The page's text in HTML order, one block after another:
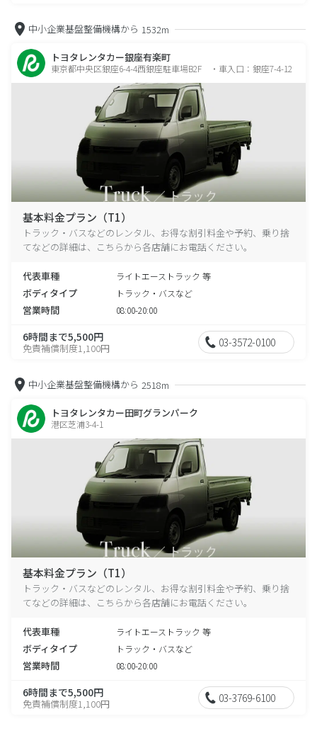
中小企業基盤整備機構から 1532m
トヨタレンタカー銀座有楽町
東京都中央区銀座6-4-4西銀座駐車場B2F ・車入口：銀座7-4-12
基本料金プラン（T1）
トラック・バスなどのレンタル、お得な割引料金や予約、乗り捨
てなどの詳細は、こちらから各店舗にお電話ください。
代表車種 ライトエーストラック 等
ボディタイプ トラック・バスなど
営業時間 08:00-20:00
6時間まで5,500円
免責補償制度1,100円 03-3572-0100
中小企業基盤整備機構から 2518m
トヨタレンタカー田町グランパーク
港区芝浦3-4-1
基本料金プラン（T1）
トラック・バスなどのレンタル、お得な割引料金や予約、乗り捨
てなどの詳細は、こちらから各店舗にお電話ください。
代表車種 ライトエーストラック 等
ボディタイプ トラック・バスなど
営業時間 08:00-20:00
6時間まで5,500円
免責補償制度1,100円 03-3769-6100